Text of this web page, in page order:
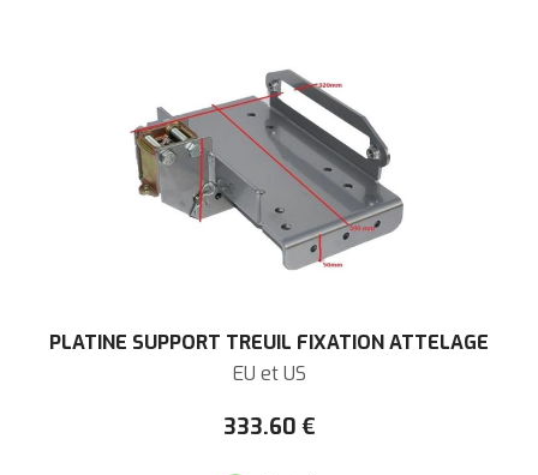
PLATINE SUPPORT TREUIL FIXATION ATTELAGE
EU et US
333.60 €